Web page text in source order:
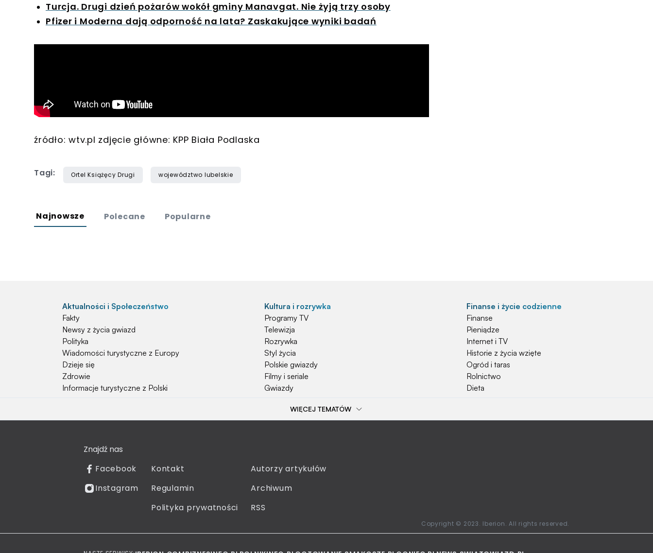
Turcja. Drugi dzień pożarów wokół gminy Manavgat. Nie żyją trzy osoby
Pfizer i Moderna dają odporność na lata? Zaskakujące wyniki badań
źródło: wtv.pl zdjęcie główne: KPP Biała Podlaska
Tagi: Ortel Książęcy Drugi województwo lubelskie
Najnowsze Polecane Popularne
Aktualności i Społeczeństwo
Fakty
Newsy z życia gwiazd
Polityka
Wiadomości turystyczne z Europy
Dzieje się
Zdrowie
Informacje turystyczne z Polski
Kultura i rozrywka
Programy TV
Telewizja
Rozrywka
Styl życia
Polskie gwiazdy
Filmy i seriale
Gwiazdy
Finanse i życie codzienne
Finanse
Pieniądze
Internet i TV
Historie z życia wzięte
Ogród i taras
Rolnictwo
Dieta
Natura i Hobby
Rośliny
Technologia
Piłka nożna
Popularne tematy
Emerytura
Dziecko
Moda
Najchętniej czytane
Najchętniej oglądane stacje telewizyjne w
Polsce
WIĘCEJ TEMATÓW
Znajdź nas
Facebook
Instagram
Kontakt
Regulamin
Polityka prywatności
Autorzy artykułów
Archiwum
RSS
Copyright © 2023. Iberion. All rights reserved.